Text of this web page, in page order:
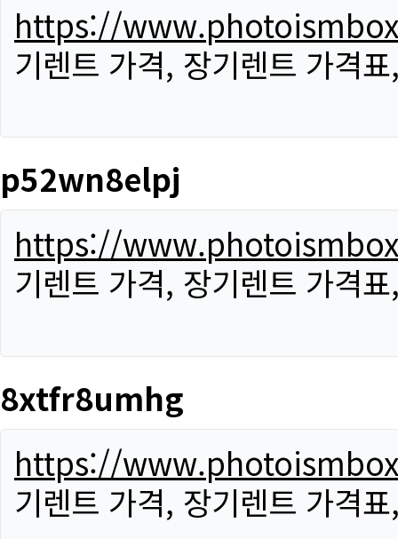
https://
기렌트 가격, 장기렌트 가격
p52wn8elpj
https://
기렌트 가격, 장기렌트 가격
8xtfr8umhg
https://
기렌트 가격, 장기렌트 가격